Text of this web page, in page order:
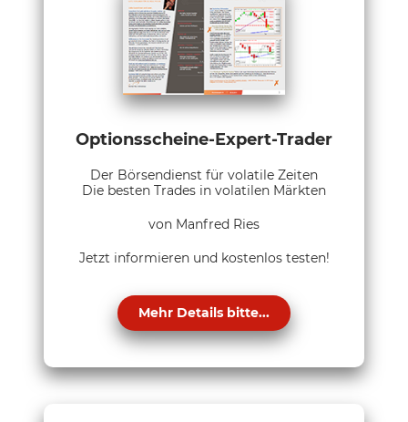
Optionsscheine-Expert-Trader
Der Börsendienst für volatile Zeiten
Die besten Trades in volatilen Märkten
von Manfred Ries
Jetzt informieren und kostenlos testen!
Mehr Details bitte...